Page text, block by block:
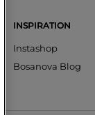
INSPIRATION
Instashop
Bosanova Blog